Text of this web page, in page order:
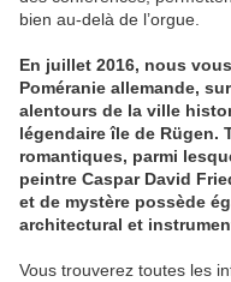
bien au-delà de l’orgue.
En juillet 2016, nous
Poméranie allemande,
alentours de la ville
légendaire île de Rügen.
romantiques, parmi
peintre Caspar David
et de mystère possède
architectural et
Vous trouverez toutes les